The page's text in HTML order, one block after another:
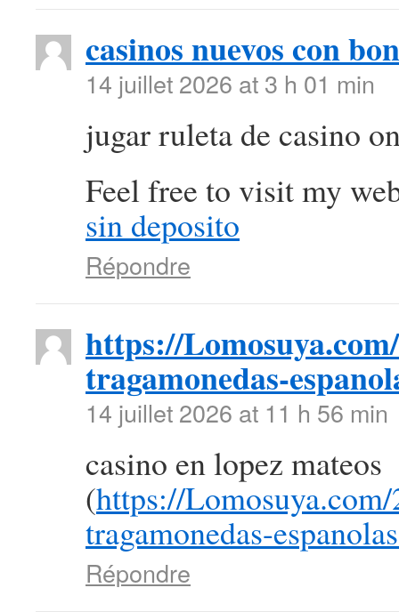
casinos nuevos con
14 juillet 2026 at 3 h 01 min
jugar ruleta de casino
Feel free to visit my
sin deposito
Répondre
https://
tragamonedas-
14 juillet 2026 at 11 h 56 min
casino en lopez mateos
(https://
tragamonedas-
Répondre